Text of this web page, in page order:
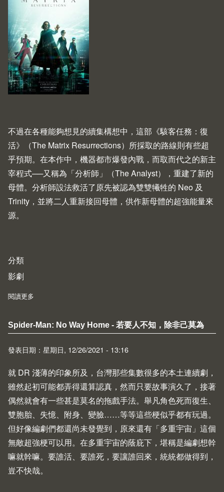
不過在各種能夠想見的續集構想中，這部《駭客任務：復
活》（The Matrix Resurrections）所採取的路線則有些超
乎預期。在本作中，機器都市爆發內戰，而取而代之的新主
宰程式──又稱為「分析師」（The Analyst），重建了新的
母體。分析師設法救活了原先被認為雙雙犧牲的 Neo 及
Trinity，並將二人重新接回母體，供作新母體的超強能量來
源。
分類
影劇
閱讀更多
Spider-Man: No Way Home - 若要人不知，除非己莫為
發表日期：星期日, 12/26/2021 - 13:16
就 DR 淺薄的印象所及，台灣那些集數很多的本土連續劇，
雖然起初可能都弄得還算認真，然而只要故事演久了，接著
偶然就會有一些甚是莫名的拖戲手法。舉凡角色死而復生、
雙胞胎、失憶、附身、變臉……等等這些梗似乎都有玩過。
但好像編劇們都還尚未發覺到，原來還有「多重宇宙」這個
無敵超強梗可以用。在多重宇宙的蔭庇下，堪稱是編劇想幹
嘛就幹嘛。要誰活、要誰死，要讓誰回來，統統都做得到，
豈不快哉。